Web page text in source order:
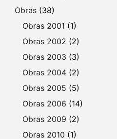
Obras (38)
Obras 2001 (1)
Obras 2002 (2)
Obras 2003 (3)
Obras 2004 (2)
Obras 2005 (5)
Obras 2006 (14)
Obras 2009 (2)
Obras 2010 (1)